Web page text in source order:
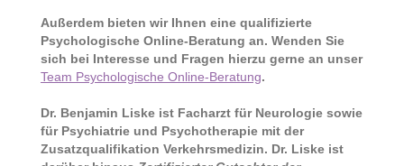
Außerdem bieten wir Ihnen eine qualifizierte
Psychologische Online-Beratung an. Wenden Sie
sich bei Interesse und Fragen hierzu gerne an unser
Team Psychologische Online-Beratung.
Dr. Benjamin Liske ist Facharzt für Neurologie sowie
für Psychiatrie und Psychotherapie mit der
Zusatzqualifikation Verkehrsmedizin. Dr. Liske ist